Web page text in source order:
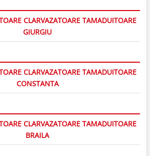
CLARVAZATOARE TAMADUITOARE
GIURGIU
CLARVAZATOARE TAMADUITOARE
CONSTANTA
CLARVAZATOARE TAMADUITOARE
BRAILA